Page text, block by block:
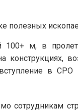
полезных
100+ м, в
в СРО
сотрудникам